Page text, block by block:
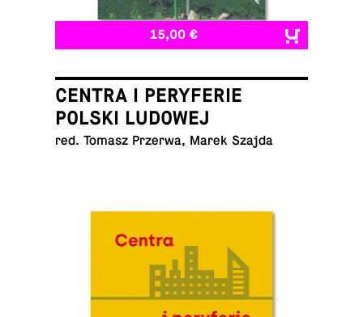
15,00 €
CENTRA I PERYFERIE
POLSKI LUDOWEJ
red. Tomasz Przerwa, Marek Szajda